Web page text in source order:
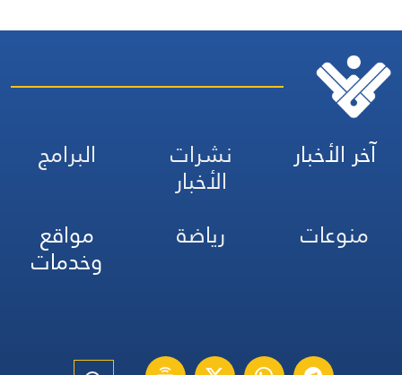
آخر الأخبار نشرات
الأخبار
البرامج
منوعات
رياضة مواقع
وخدمات